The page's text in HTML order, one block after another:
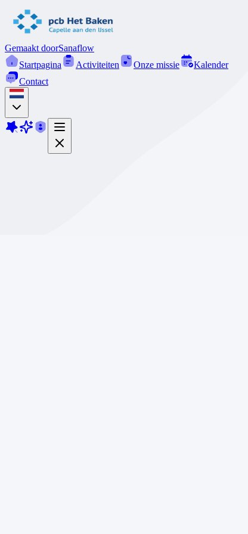
Gemaakt doorSanaflow
Startpagina
Activiteiten Onze missie
Kalender
Contact